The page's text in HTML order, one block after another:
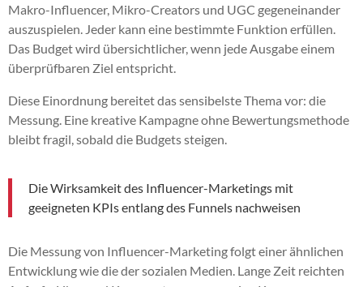
Makro-Influencer, Mikro-Creators und UGC gegeneinander
auszuspielen. Jeder kann eine bestimmte Funktion erfüllen.
Das Budget wird übersichtlicher, wenn jede Ausgabe einem
überprüfbaren Ziel entspricht.
Diese Einordnung bereitet das sensibelste Thema vor: die
Messung. Eine kreative Kampagne ohne Bewertungsmethode
bleibt fragil, sobald die Budgets steigen.
Die Wirksamkeit des Influencer-Marketings mit
geeigneten KPIs entlang des Funnels nachweisen
Die Messung von Influencer-Marketing folgt einer ähnlichen
Entwicklung wie die der sozialen Medien. Lange Zeit reichten